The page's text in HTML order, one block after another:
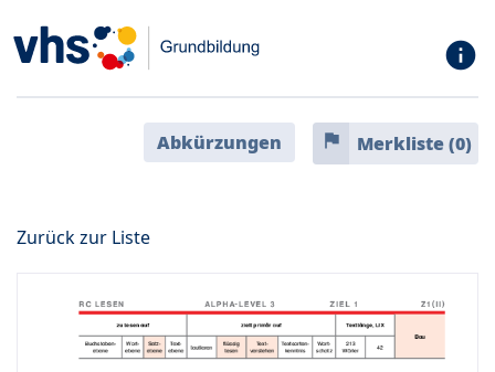
info
Abkürzungen flag Merkliste (0)
Zurück zur Liste